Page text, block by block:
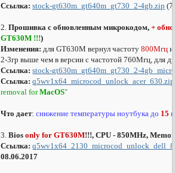
Ссылка: stock-gt630m_gt640m_gt730_2-4gb.zip
2.Прошивка с обновленным микрокодом,+
GT630M !!!)
Изменения: для GT630M вернул частоту800Мгц и
2-3гр выше чем в версии с частотой 760Мгц, для
Ссылка: stock-gt630m_gt640m_gt730_2-
Ссылка: q5wv1x64_microcod_unlock_acer_630.zip
removal forMacOS"
Что дает:снижение температуры ноутбука до 15
3.Biosonly for GT630M!!!, CPU - 850MHz,
Ссылка:
08.06.2017